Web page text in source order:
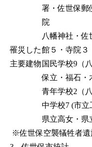
罹災した
主要建物
署・佐世保郵
院
八幡神社・
館５・寺院３
国民学校9（
保立・福石・
青年学校2（
中学校7 (市立
県立高女・県
※佐世保空襲犠牲者遺